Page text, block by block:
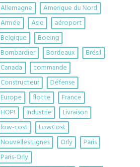
Allemagne
Amerique du Nord
Armée
Asie
aéroport
Belgique
Boeing
Bombardier
Bordeaux
Brésil
Canada
commande
Constructeur
Défense
Europe
flotte
France
HOP!
Industrie
Livraison
low-cost
LowCost
Nouvelles Lignes
Orly
Paris
Paris-Orly